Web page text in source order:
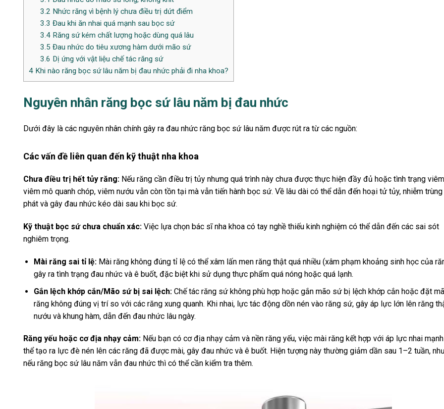
3.2 Nhức răng vì bệnh lý chưa điều trị dứt điểm
3.3 Đau khi ăn nhai quá mạnh sau bọc sứ
3.4Răng sứ kém chất lượng hoặc dùng quá lâu
3.5 Đau nhức do tiêu xương hàm dưới mão sứ
3.6 Dị ứng với vật liệu chế tác răng sứ
4 Khi nào răng bọc sứ lâu năm bị đau nhức phải đi nha khoa?
Nguyên nhân răng bọc sứ lâu năm bị đau nhức
Dưới đây là các nguyên nhân chính gây ra đau nhức răng bọc sứ lâu năm được rút ra từ các nguồn:
Các vấn đề liên quan đến kỹ thuật nha khoa
Chưa điều trị hết tủy răng: Nếu răng cần điều trị tủy nhưng quá trình này chưa được thực hiện đầy đủ hoặc tình trạng
viêm mô quanh chóp, viêm nướu vẫn còn tồn tại mà vẫn tiến hành bọc sứ. Về lâu dài có thể dẫn đến hoại tử tủy, nhiễm
phát và gây đau nhức kéo dài sau khi bọc sứ.
Kỹ thuật bọc sứ chưa chuẩn xác: Việc lựa chọn bác sĩ nha khoa có tay nghề thiếu kinh nghiệm có thể dẫn đến các sai sót
nghiêm trọng.
Mài răng sai tỉ lệ:Mài răng không đúng tỉ lệ có thể xâm lấn men răng thật quá nhiều (xâm phạm khoảng sinh học của
gây ra tình trạng đau nhức và ê buốt, đặc biệt khi sử dụng thực phẩm quá nóng hoặc quá lạnh.
Gắn lệch khớp cắn/Mão sứ bị sai lệch:Chế tác răng sứ không phù hợp hoặc gắn mão sứ bị lệch khớp cắn hoặc đặt
răng không đúng vị trí so với các răng xung quanh. Khi nhai, lực tác động dồn nén vào răng sứ, gây áp lực lớn lên răng
nướu và khung hàm, dẫn đến đau nhức lâu ngày.
Răng yếu hoặc cơ địa nhạy cảm: Nếu bạn có cơ địa nhạy cảm và nền răng yếu, việc mài răng kết hợp với áp lực nhai
thể tạo ra lực đè nén lên các răng đã được mài, gây đau nhức và ê buốt. Hiện tượng này thường giảm dần sau 1–2 tuần,
nếu răng bọc sứ lâu năm vẫn đau nhức thì có thể cần kiểm tra thêm.